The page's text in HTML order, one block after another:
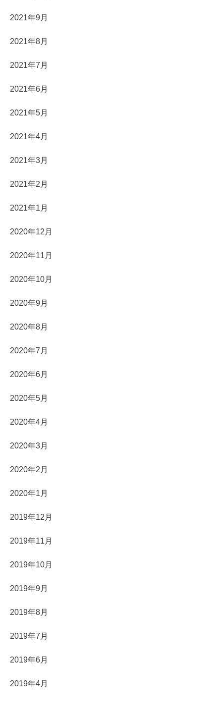
2021年9月
2021年8月
2021年7月
2021年6月
2021年5月
2021年4月
2021年3月
2021年2月
2021年1月
2020年12月
2020年11月
2020年10月
2020年9月
2020年8月
2020年7月
2020年6月
2020年5月
2020年4月
2020年3月
2020年2月
2020年1月
2019年12月
2019年11月
2019年10月
2019年9月
2019年8月
2019年7月
2019年6月
2019年4月